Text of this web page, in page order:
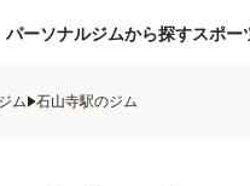
パーソナルジムから探すスポー
ム 石山寺駅のジム